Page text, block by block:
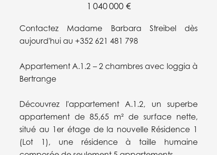
1 040 000 €
Contactez Madame Barbara Streibel dès
aujourd'hui au +352 621 481 798
Appartement A.1.2 – 2 chambres avec loggia à
Bertrange
Découvrez l'appartement A.1.2, un superbe
appartement de 85,65 m² de surface nette,
situé au 1er étage de la nouvelle Résidence 1
(Lot 1), une résidence à taille humaine